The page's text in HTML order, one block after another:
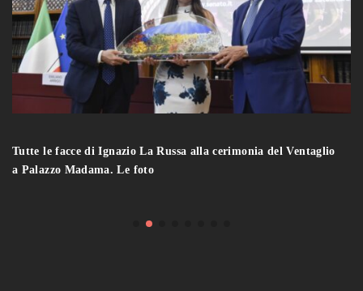
Tutte le facce di Ignazio La Russa alla cerimonia del Ventaglio
a Palazzo Madama. Le foto